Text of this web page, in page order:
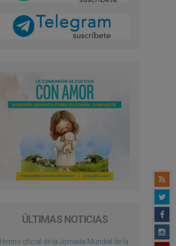
ÚLTIMAS NOTICIAS
Himno oficial de la Jornada Mundial de la